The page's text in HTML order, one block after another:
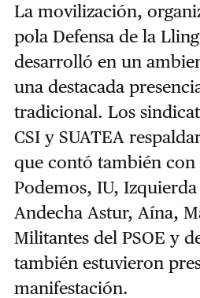
La movilización,
pola Defensa de la
desarrolló en un
una destacada
tradicional. Los
CSI y SUATEA
que contó también con
Podemos, IU,
Andecha Astur, Aína,
Militantes del PSOE y
también estuvieron
manifestación.